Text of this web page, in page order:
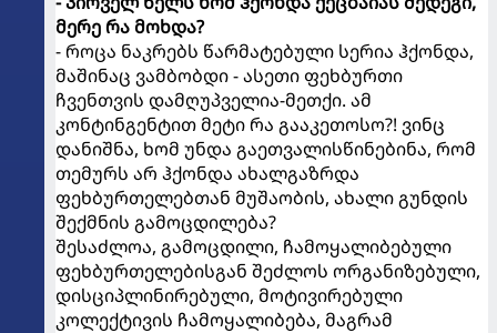
მერე რა მოხდა?
- როცა ნაკრებს წარმატებული სერია ჰქონდა,
მაშინაც ვამბობდი - ასეთი ფეხბურთი
ჩვენთვის დამღუპველია-მეთქი. ამ
კონტინგენტით მეტი რა გააკეთოსო?! ვინც
დანიშნა, ხომ უნდა გაეთვალისწინებინა, რომ
თემურს არ ჰქონდა ახალგაზრდა
ფეხბურთელებთან მუშაობის, ახალი გუნდის
შექმნის გამოცდილება?
შესაძლოა, გამოცდილი, ჩამოყალიბებული
ფეხბურთელებისგან შეძლოს ორგანიზებული,
დისციპლინირებული, მოტივირებული
კოლექტივის ჩამოყალიბება, მაგრამ